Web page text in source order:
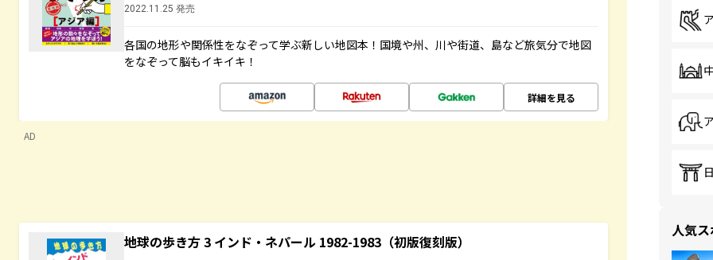
2022.11.25 発売
各国の地形や関係性をなぞって学ぶ新しい地図本！国境や州、川や街道、島など旅気分で地図
をなぞって脳もイキイキ！
詳細を見る
AD
地球の歩き方 3 インド・ネパール 1982-1983（初版復刻版）
人気